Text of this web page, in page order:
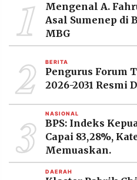
PT.
RESOLUSI
1
Mengenal A.
Asal Sumenep di
MBG
2 BERITA
Pengurus Forum
2026-2031 Resmi
3 NASIONAL
BPS: Indeks
Capai 83,28%,
Memuaskan.
DAERAH